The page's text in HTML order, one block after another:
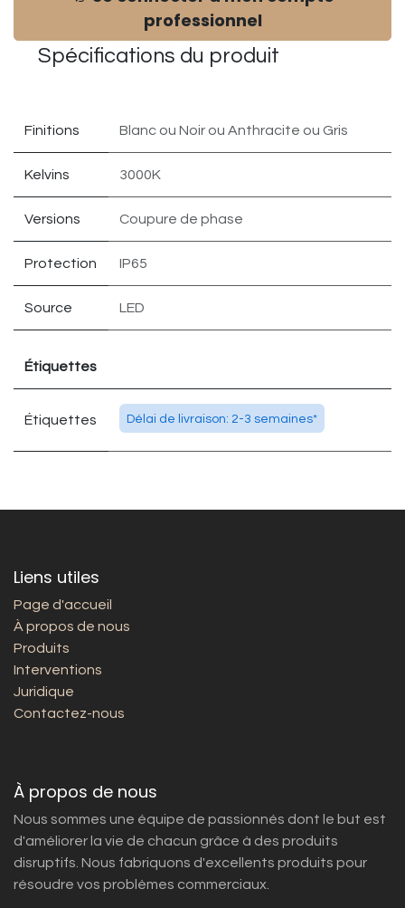
professionnel
Spécifications du produit
Finitions Blanc ou Noir ou Anthracite ou Gris
Kelvins 3000K
Versions Coupure de phase
Protection IP65
Source LED
Étiquettes
Étiquettes Délai de livraison: 2-3 semaines*
Liens utiles
Page d'accueil
À propos de nous
Produits
Interventions
Juridique
Contactez-nous
À propos de nous
Nous sommes une équipe de passionnés dont le but est
d'améliorer la vie de chacun grâce à des produits
disruptifs. Nous fabriquons d'excellents produits pour
résoudre vos problèmes commerciaux.